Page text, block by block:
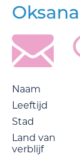
Oksana
Naam
Leeftijd
Stad
Land van
verblijf